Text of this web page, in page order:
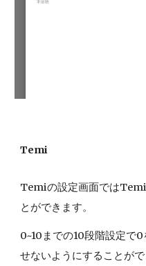
Temi
Temiの設定画面では
とができます。
0~10までの10段階設定で
せないようにすることがで